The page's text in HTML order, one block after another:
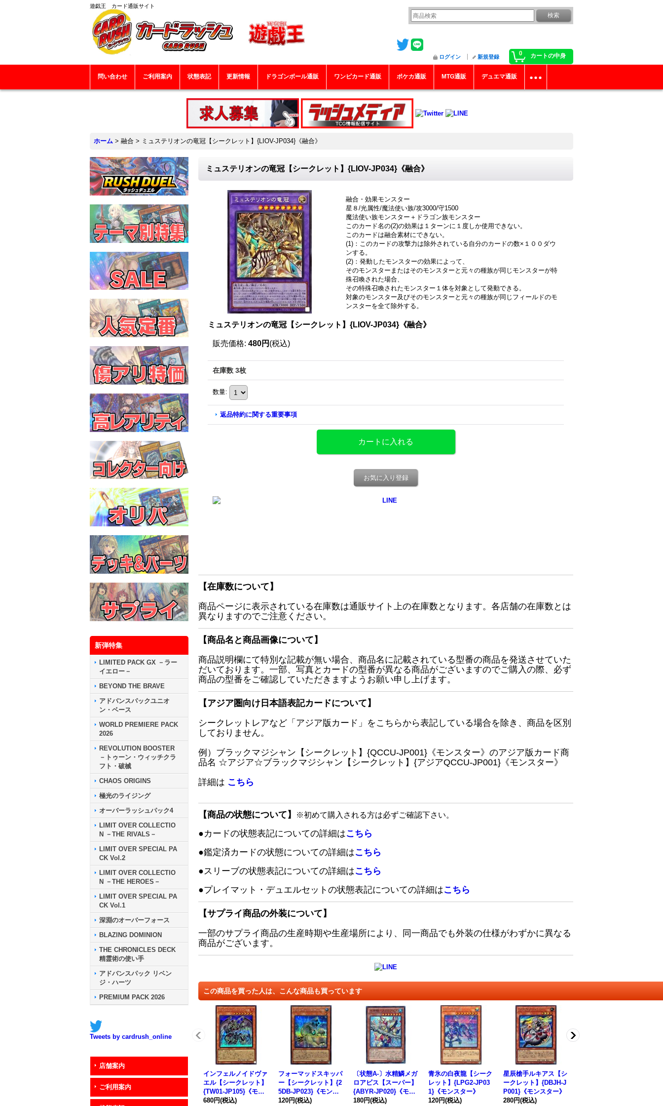
遊戯王 カード通販サイト
0 カートの中身
ログイン 新規登録
問い合わせ ご利用案内 状態表記 更新情報 ドラゴンボール通販 ワンピカード通販 ポケカ通販 MTG通販 デュエマ通販
ホーム > 融合 > ミュステリオンの竜冠【シークレット】{LIOV-JP034}《融合》
新弾特集
LIMITED PACK GX －ラー
イエロー－
BEYOND THE BRAVE
アドバンスパックユニオ
ン・ベース
WORLD PREMIERE PACK
2026
REVOLUTION BOOSTER
－トゥーン・ウィッチクラ
フト・破械
CHAOS ORIGINS
極光のライジング
オーバーラッシュパック4
LIMIT OVER COLLECTIO
N －THE RIVALS－
LIMIT OVER SPECIAL PA
CK Vol.2
LIMIT OVER COLLECTIO
N －THE HEROES－
LIMIT OVER SPECIAL PA
CK Vol.1
深淵のオーバーフォース
BLAZING DOMINION
THE CHRONICLES DECK
精霊術の使い手
アドバンスパック リベン
ジ・ハーツ
PREMIUM PACK 2026
Tweets by cardrush_online
店舗案内
ご利用案内
ミュステリオンの竜冠【シークレット】{LIOV-JP034}《融合》
融合・効果モンスター
星８/光属性/魔法使い族/攻3000/守1500
魔法使い族モンスター＋ドラゴン族モンスター
このカード名の(2)の効果は１ターンに１度しか使用できない。
このカードは融合素材にできない。
(1)：このカードの攻撃力は除外されている自分のカードの数×１００ダウ
ンする。
(2)：発動したモンスターの効果によって、
そのモンスターまたはそのモンスターと元々の種族が同じモンスターが特
殊召喚された場合、
その特殊召喚されたモンスター１体を対象として発動できる。
対象のモンスター及びそのモンスターと元々の種族が同じフィールドのモ
ンスターを全て除外する。
ミュステリオンの竜冠【シークレット】{LIOV-JP034}《融合》
販売価格: 480円 (税込)
在庫数 3枚
数量:
返品特約に関する重要事項
お気に入り登録
【在庫数について】
商品ページに表示されている在庫数は通販サイト上の在庫数となります。各店舗の在庫数とは
異なりますのでご注意ください。
【商品名と商品画像について】
商品説明欄にて特別な記載が無い場合、商品名に記載されている型番の商品を発送させていた
だいております。一部、写真とカードの型番が異なる商品がございますのでご購入の際、必ず
商品の型番をご確認していただきますようお願い申し上げます。
【アジア圏向け日本語表記カードについて】
シークレットレアなど「アジア版カード」をこちらから表記している場合を除き、商品を区別
しておりません。
例）ブラックマジシャン【シークレット】{QCCU-JP001}《モンスター》のアジア版カード商
品名 ☆アジア☆ブラックマジシャン【シークレット】{アジアQCCU-JP001}《モンスター》
詳細は こちら
【商品の状態について】 ※初めて購入される方は必ずご確認下さい。
●カードの状態表記についての詳細はこちら
●鑑定済カードの状態についての詳細はこちら
●スリーブの状態表記についての詳細はこちら
●プレイマット・デュエルセットの状態表記についての詳細はこちら
【サプライ商品の外装について】
一部のサプライ商品の生産時期や生産場所により、同一商品でも外装の仕様がわずかに異なる
商品がございます。
この商品を買った人は、こんな商品も買っています
インフェルノイドヴァ
エル【シークレット】
{TW01-JP105}《モン
スター》
680円(税込)
フォーマッドスキッパ
ー【シークレット】{2
5DB-JP023}《モンス
ター》
120円(税込)
〔状態A-〕水精鱗メガ
ロアビス【スーパー】
{ABYR-JP020}《モン
スター》
180円(税込)
青氷の白夜龍【シーク
レット】{LPG2-JP03
1}《モンスター》
120円(税込)
星辰槍手ルキアス【シ
ークレット】{DBJH-J
P001}《モンスター》
280円(税込)